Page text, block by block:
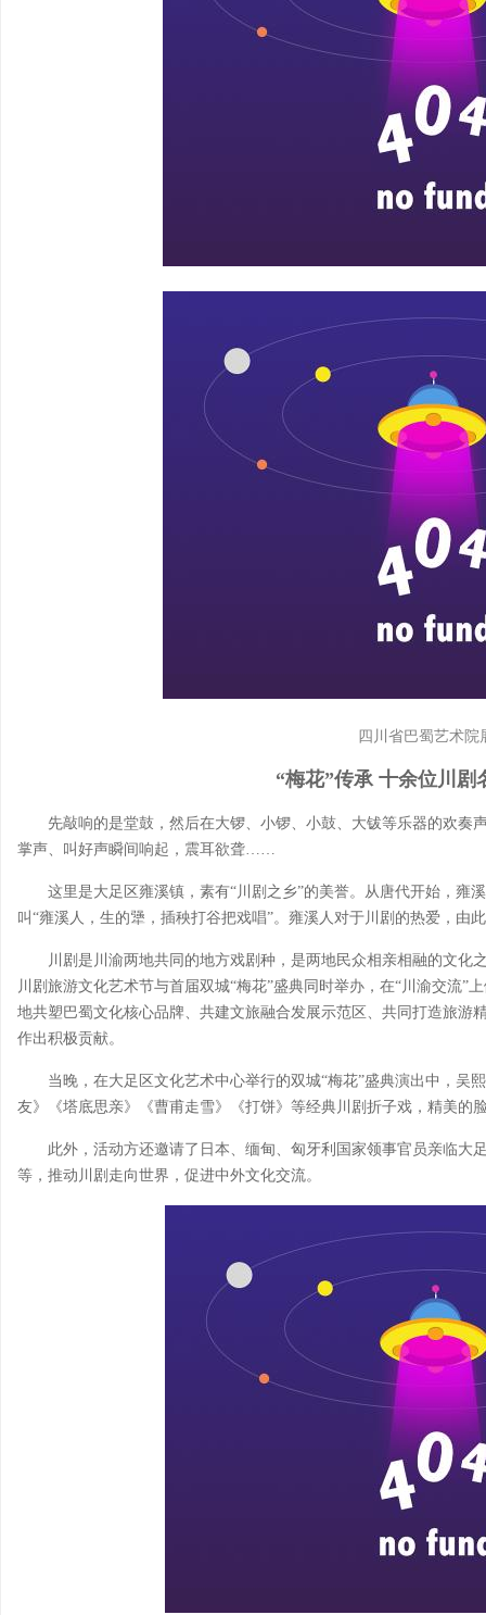
四川省巴蜀艺术院
“梅花”传承 十余位川剧
先敲响的是堂鼓，然后在大锣、小锣、小鼓、大钹等乐器的欢奏
掌声、叫好声瞬间响起，震耳欲聋……
这里是大足区雍溪镇，素有“川剧之乡”的美誉。从唐代开始，雍
叫“雍溪人，生的犟，插秧打谷把戏唱”。雍溪人对于川剧的热爱，由
川剧是川渝两地共同的地方戏剧种，是两地民众相亲相融的文化
川剧旅游文化艺术节与首届双城“梅花”盛典同时举办，在“川渝交流”
地共塑巴蜀文化核心品牌、共建文旅融合发展示范区、共同打造旅游
作出积极贡献。
当晚，在大足区文化艺术中心举行的双城“梅花”盛典演出中，吴
友》《塔底思亲》《曹甫走雪》《打饼》等经典川剧折子戏，精美的
此外，活动方还邀请了日本、缅甸、匈牙利国家领事官员亲临大
等，推动川剧走向世界，促进中外文化交流。